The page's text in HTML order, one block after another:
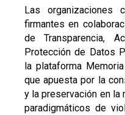
Las organizaciones
firmantes en
de Transparencia,
Protección de Datos
la plataforma
que apuesta por la
y la preservación en la
paradigmáticos de